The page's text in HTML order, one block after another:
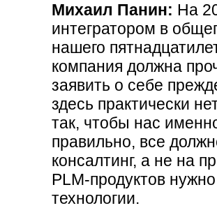
Михаил Панин: На
интегратором в
нашего
компания должна
заявить о себе
здесь практически
так, чтобы нас
правильно, все
консалтинг, а не на
PLM-продуктов
технологии.